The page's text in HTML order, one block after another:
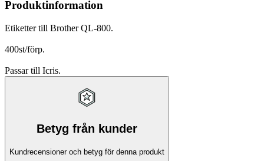
Produktinformation
Etiketter till Brother QL-800.
400st/förp.
Passar till Icris.
Betyg från kunder
Kundrecensioner och betyg för denna produkt